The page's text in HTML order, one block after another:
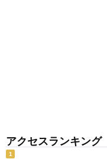
アクセスランキング
1